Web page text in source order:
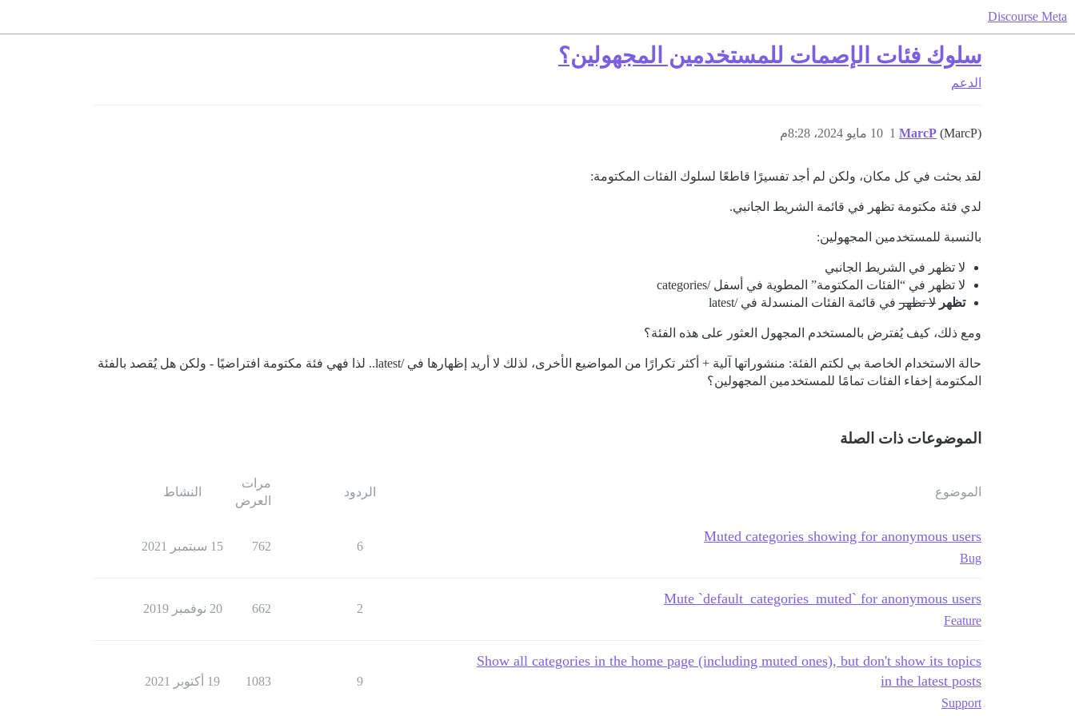
Discourse Meta
سلوك فئات الإصمات للمستخدمين المجهولين؟
الدعم
MarcP (MarcP) 10 مايو 2024، 8:28م 1
لقد بحثت في كل مكان، ولكن لم أجد تفسيرًا قاطعًا لسلوك الفئات المكتومة:
لدي فئة مكتومة تظهر في قائمة الشريط الجانبي.
بالنسبة للمستخدمين المجهولين:
لا تظهر في الشريط الجانبي
لا تظهر في “الفئات المكتومة” المطوية في أسفل /categories
تظهر لا تظهر في قائمة الفئات المنسدلة في /latest
ومع ذلك، كيف يُفترض بالمستخدم المجهول العثور على هذه الفئة؟
حالة الاستخدام الخاصة بي لكتم الفئة: منشوراتها آلية + أكثر تكرارًا من المواضيع الأخرى، لذلك لا أريد إظهارها في /latest.. لذا فهي فئة مكتومة افتراضيًا - ولكن هل يُقصد بالفئة
المكتومة إخفاء الفئات تمامًا للمستخدمين المجهولين؟
الموضوعات ذات الصلة
الموضوع الردود
مرات
العرض
النشاط
Muted categories showing for anonymous users
Bug
6
762 15 سبتمبر 2021
Mute `default_categories_muted` for anonymous users
Feature
2
662 20 نوفمبر 2019
Show all categories in the home page (including muted ones), but don't show its topics
in the latest posts
Support
9
1083 19 أكتوبر 2021